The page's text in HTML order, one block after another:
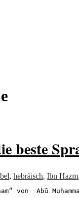
beste
, hebräisch, Ibn Hazm,
von  Abū